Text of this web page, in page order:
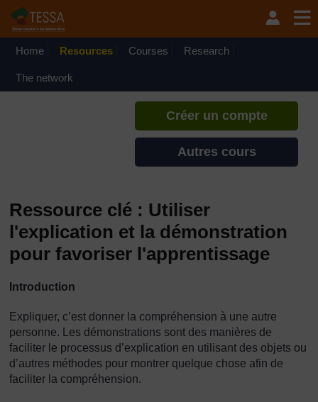
Home Resources Courses Research
The network
TESSA - Guinée-Bissau
Si vous créez un compte, vous
pouvez établir un profil
Créer un compte
Autres cours
Ressource clé : Utiliser
l'explication et la démonstration
pour favoriser l'apprentissage
Introduction
Expliquer, c’est donner la compréhension à une autre
personne. Les démonstrations sont des manières de
faciliter le processus d’explication en utilisant des objets ou
d’autres méthodes pour montrer quelque chose afin de
faciliter la compréhension.